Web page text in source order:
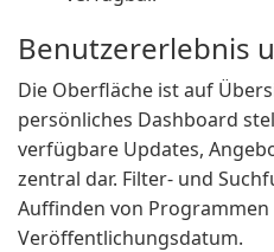
Benutzererlebnis
Die Oberfläche ist auf
persönliches Dashboard
verfügbare Updates,
zentral dar. Filter- und
Auffinden von
Veröffentlichungsdatum.